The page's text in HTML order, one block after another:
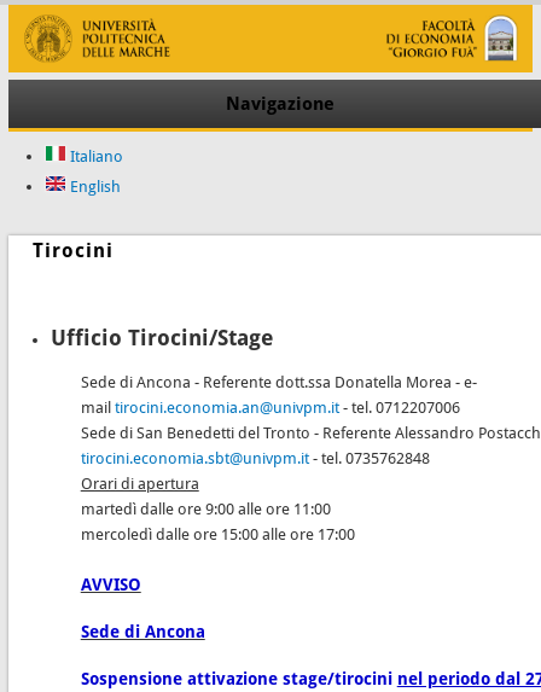
Navigazione
Italiano
English
Tirocini
Ufficio Tirocini/Stage
Sede di Ancona - Referente dott.ssa Donatella Morea - e-
mail tirocini.economia.an@univpm.it- tel. 0712207006
Sede di San Benedetti del Tronto - Referente Alessandro
tirocini.economia.sbt@univpm.it- tel. 0735762848
Orari di apertura
martedì dalle ore 9:00 alle ore 11:00
mercoledì dalle ore 15:00 alle ore 17:00
AVVISO
Sede di Ancona
Sospensione attivazione stage/tirocini nel periodo dal